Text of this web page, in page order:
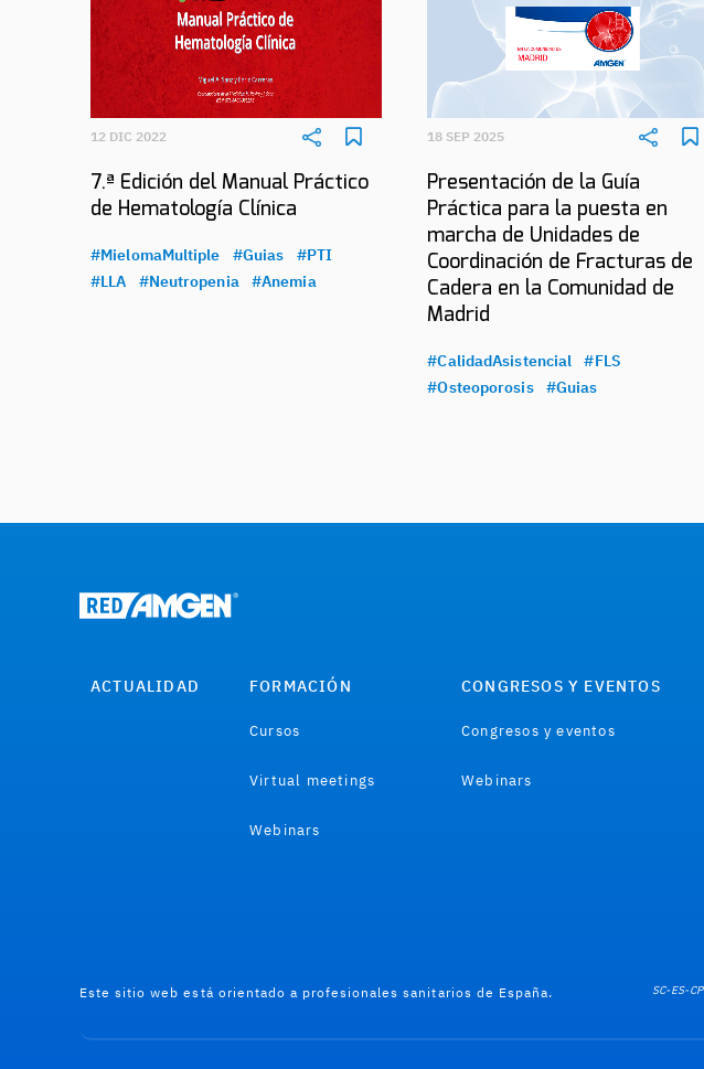
12 DIC 2022
7.ª Edición del Manual Práctico
de Hematología Clínica
#MielomaMultiple #Guias
#PTI
#LLA
#Neutropenia #Anemia
18 SEP 2025
Presentación de la Guía
Práctica para la puesta en
marcha de Unidades de
Coordinación de Fracturas de
Cadera en la Comunidad de
Madrid
#CalidadAsistencial
#FLS
#Osteoporosis
#Guias
ACTUALIDAD FORMACIÓN
Cursos
Virtual meetings
Webinars
CONGRESOS Y EVENTOS
Congresos y eventos
Webinars
Este sitio web está orientado a profesionales sanitarios de España.
SC-ES-